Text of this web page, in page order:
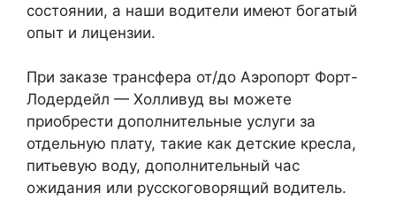
состоянии, а наши водители имеют богатый
опыт и лицензии.
При заказе трансфера от/до Аэропорт Форт-
Лодердейл — Холливуд вы можете
приобрести дополнительные услуги за
отдельную плату, такие как детские кресла,
питьевую воду, дополнительный час
ожидания или русскоговорящий водитель.